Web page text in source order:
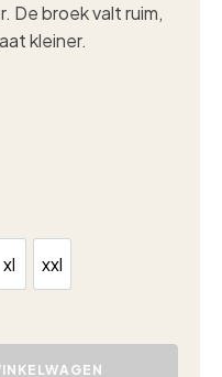
De broek valt ruim,
kleiner.
xl
xl
xxl
xxl